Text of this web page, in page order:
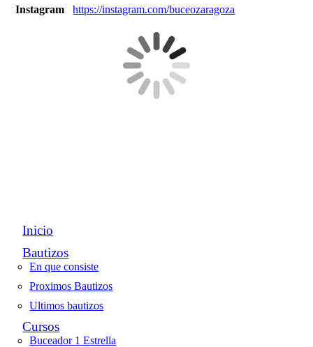
Instagram https://instagram.com/buceozaragoza
Inicio
Bautizos
En que consiste
Proximos Bautizos
Ultimos bautizos
Cursos
Buceador 1 Estrella